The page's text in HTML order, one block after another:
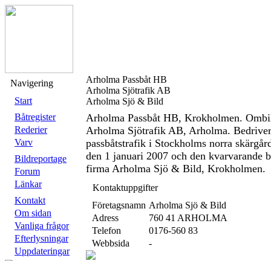
Navigering
Start
Båtregister
Rederier
Varv
Bildreportage
Forum
Länkar
Kontakt
Om sidan
Vanliga frågor
Efterlysningar
Uppdateringar
Arholma Passbåt HB
Arholma Sjötrafik AB
Arholma Sjö & Bild
Arholma Passbåt HB, Krokholmen.
Arholma Sjötrafik AB, Arholma.
passbåtstrafik i Stockholms norra
den 1 januari 2007 och den kvarvarande
firma Arholma Sjö & Bild, Krokholmen.
Kontaktuppgifter
Företagsnamn Arholma Sjö & Bild
Adress
760 41 ARHOLMA
Telefon
0176-560 83
Webbsida
-